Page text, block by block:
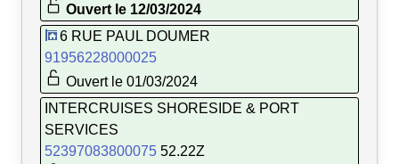
Ouvert le 12/03/2024
6 RUE PAUL DOUMER
91956228000025
Ouvert le 01/03/2024
INTERCRUISES SHORESIDE & PORT
SERVICES
52397083800075 52.22Z